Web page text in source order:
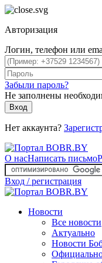
Авторизация
Логин, телефон или
Забыли пароль?
Не заполнены
Вход
Нет аккаунта?
О насНаписать письмо
Вход / регистрация
Новости
Все новости
Актуально
Новости